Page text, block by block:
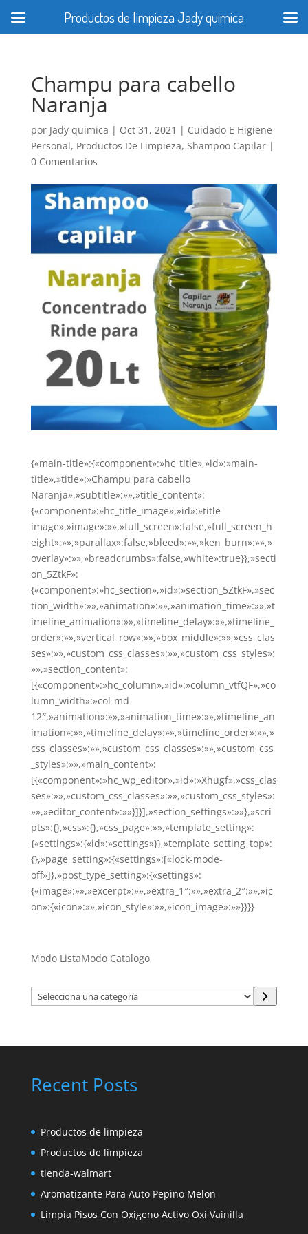
Champu para cabello
Naranja
por Jady quimica | Oct 31, 2021 | Cuidado E Higiene
Personal, Productos De Limpieza, Shampoo Capilar|
0 Comentarios
{«main-title»:{«component»:»hc_title»,»id»:»main-
title»,»title»:»Champu para cabello
Naranja»,»subtitle»:»»,»title_content»:
{«component»:»hc_title_image»,»id»:»title-
image»,»image»:»»,»full_screen»:false,»full_screen_h
eight»:»»,»parallax»:false,»bleed»:»»,»ken_burn»:»»,»
overlay»:»»,»breadcrumbs»:false,»white»:true}},»secti
on_5ZtkF»:
{«component»:»hc_section»,»id»:»section_5ZtkF»,»sec
tion_width»:»»,»animation»:»»,»animation_time»:»»,»t
imeline_animation»:»»,»timeline_delay»:»»,»timeline_
order»:»»,»vertical_row»:»»,»box_middle»:»»,»css_clas
ses»:»»,»custom_css_classes»:»»,»custom_css_styles»:
»»,»section_content»:
[{«component»:»hc_column»,»id»:»column_vtfQF»,»co
lumn_width»:»col-md-
12″,»animation»:»»,»animation_time»:»»,»timeline_an
imation»:»»,»timeline_delay»:»»,»timeline_order»:»»,»
css_classes»:»»,»custom_css_classes»:»»,»custom_css
_styles»:»»,»main_content»:
[{«component»:»hc_wp_editor»,»id»:»Xhugf»,»css_clas
ses»:»»,»custom_css_classes»:»»,»custom_css_styles»:
»»,»editor_content»:»»}]}],»section_settings»:»»},»scri
pts»:{},»css»:{},»css_page»:»»,»template_setting»:
{«settings»:{«id»:»settings»}},»template_setting_top»:
{},»page_setting»:{«settings»:[«lock-mode-
off»]},»post_type_setting»:{«settings»:
{«image»:»»,»excerpt»:»»,»extra_1″:»»,»extra_2″:»»,»ic
on»:{«icon»:»»,»icon_style»:»»,»icon_image»:»»}}}}
Modo ListaModo Catalogo
Selecciona
una
Recent Posts
Productos de limpieza
Productos de limpieza
tienda-walmart
Aromatizante Para Auto Pepino Melon
Limpia Pisos Con Oxigeno Activo Oxi Vainilla
Productos de limpieza Jady quimica